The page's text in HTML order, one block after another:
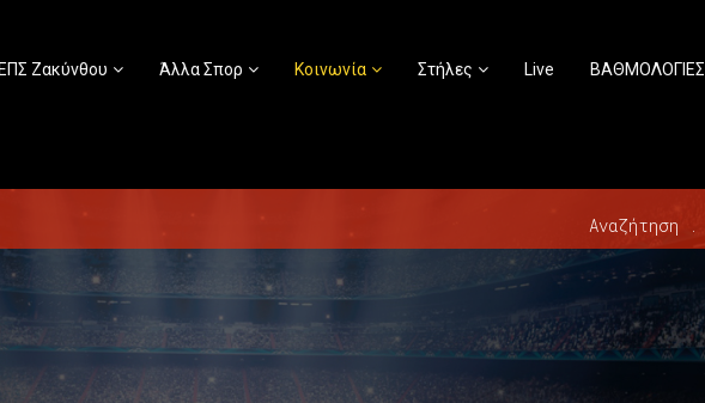
ΕΠΣ Ζακύνθου Άλλα Σπορ Κοινωνία Στήλες Live ΒΑΘΜΟΛΟΓΙΕΣ